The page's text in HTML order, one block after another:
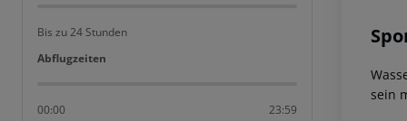
Bis zu 24 Stunden
Abflugzeiten
Abflugzeiten
00:00 23:59
sein